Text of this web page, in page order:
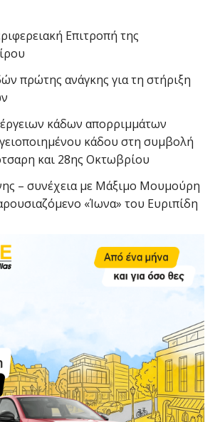
Επιτροπή της
πρώτης ανάγκης για τη στήριξη
κάδων απορριμμάτων
κάδου στη συμβολή
και 28ης Οκτωβρίου
– συνέχεια με Μάξιμο Μουμούρη
«Ίωνα» του Ευριπίδη